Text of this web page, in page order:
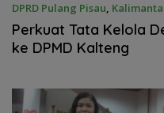
DPRD Pulang Pisau,
Perkuat Tata Kelola
ke DPMD Kalteng